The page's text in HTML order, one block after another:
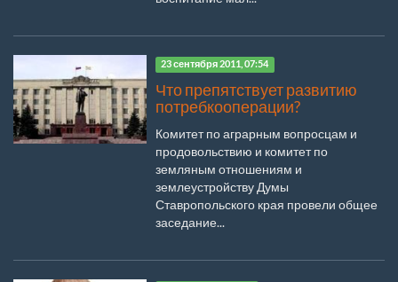
23 сентября 2011, 07:54
Что препятствует развитию
потребкооперации?
Комитет по аграрным вопросцам и
продовольствию и комитет по
земляным отношениям и
землеустройству Думы
Ставропольского края провели общее
заседание...